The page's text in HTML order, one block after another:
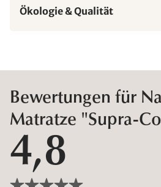
Ökologie & Qualität
Bewertungen für
Matratze "Supra-
4,8